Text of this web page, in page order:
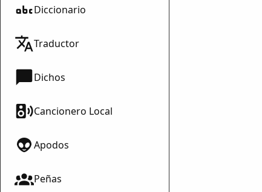
Diccionario
Traductor
Dichos
Cancionero Local
Apodos
Peñas